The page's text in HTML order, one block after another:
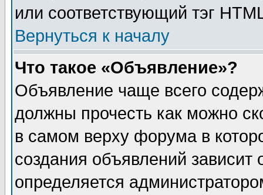
или соответствующий тэг
Вернуться к началу
Что такое «Объявление»?
Объявление чаще всего
должны прочесть как можно
в самом верху форума в
создания объявлений зависит
определяется